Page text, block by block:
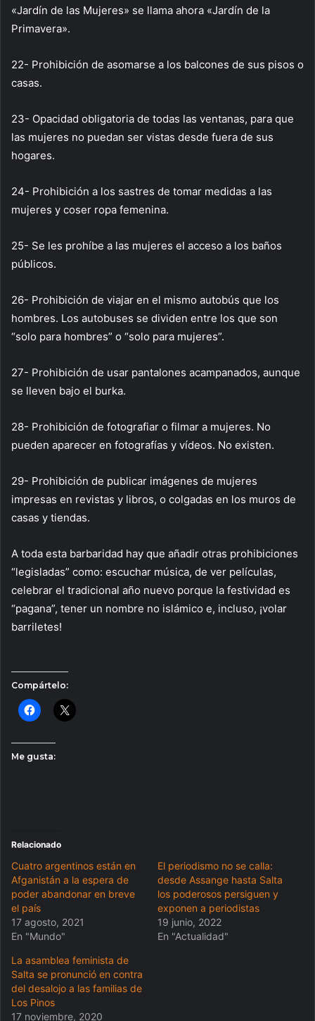
«Jardín de las Mujeres» se llama ahora «Jardín de la
Primavera».
22- Prohibición de asomarse a los balcones de sus pisos o
casas.
23- Opacidad obligatoria de todas las ventanas, para que
las mujeres no puedan ser vistas desde fuera de sus
hogares.
24- Prohibición a los sastres de tomar medidas a las
mujeres y coser ropa femenina.
25- Se les prohíbe a las mujeres el acceso a los baños
públicos.
26- Prohibición de viajar en el mismo autobús que los
hombres. Los autobuses se dividen entre los que son
“solo para hombres” o “solo para mujeres”.
27- Prohibición de usar pantalones acampanados, aunque
se lleven bajo el burka.
28- Prohibición de fotografiar o filmar a mujeres. No
pueden aparecer en fotografías y vídeos. No existen.
29- Prohibición de publicar imágenes de mujeres
impresas en revistas y libros, o colgadas en los muros de
casas y tiendas.
A toda esta barbaridad hay que añadir otras prohibiciones
“legisladas” como: escuchar música, de ver películas,
celebrar el tradicional año nuevo porque la festividad es
“pagana”, tener un nombre no islámico e, incluso, ¡volar
barriletes!
Compártelo:
Me gusta:
Relacionado
Cuatro argentinos están en
Afganistán a la espera de
poder abandonar en breve
el país
17 agosto, 2021
En "Mundo"
El periodismo no se calla:
desde Assange hasta Salta
los poderosos persiguen y
exponen a periodistas
19 junio, 2022
En "Actualidad"
La asamblea feminista de
Salta se pronunció en contra
del desalojo a las familias de
Los Pinos
17 noviembre, 2020